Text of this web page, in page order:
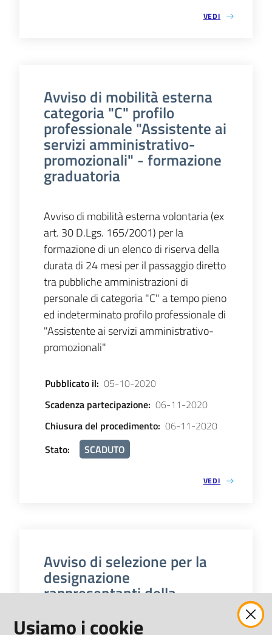
VEDI
Avviso di mobilità esterna
categoria "C" profilo
professionale "Assistente ai
servizi amministrativo-
promozionali" - formazione
graduatoria
Avviso di mobilità esterna volontaria (ex
art. 30 D.Lgs. 165/2001) per la
formazione di un elenco di riserva della
durata di 24 mesi per il passaggio diretto
tra pubbliche amministrazioni di
personale di categoria "C" a tempo pieno
ed indeterminato profilo professionale di
"Assistente ai servizi amministrativo-
promozionali"
Pubblicato il: 05-10-2020
Scadenza partecipazione: 06-11-2020
Chiusura del procedimento: 06-11-2020
Stato: SCADUTO
VEDI
Avviso di selezione per la
designazione
rappresentanti della
organi di società ed enti
Usiamo i cookie